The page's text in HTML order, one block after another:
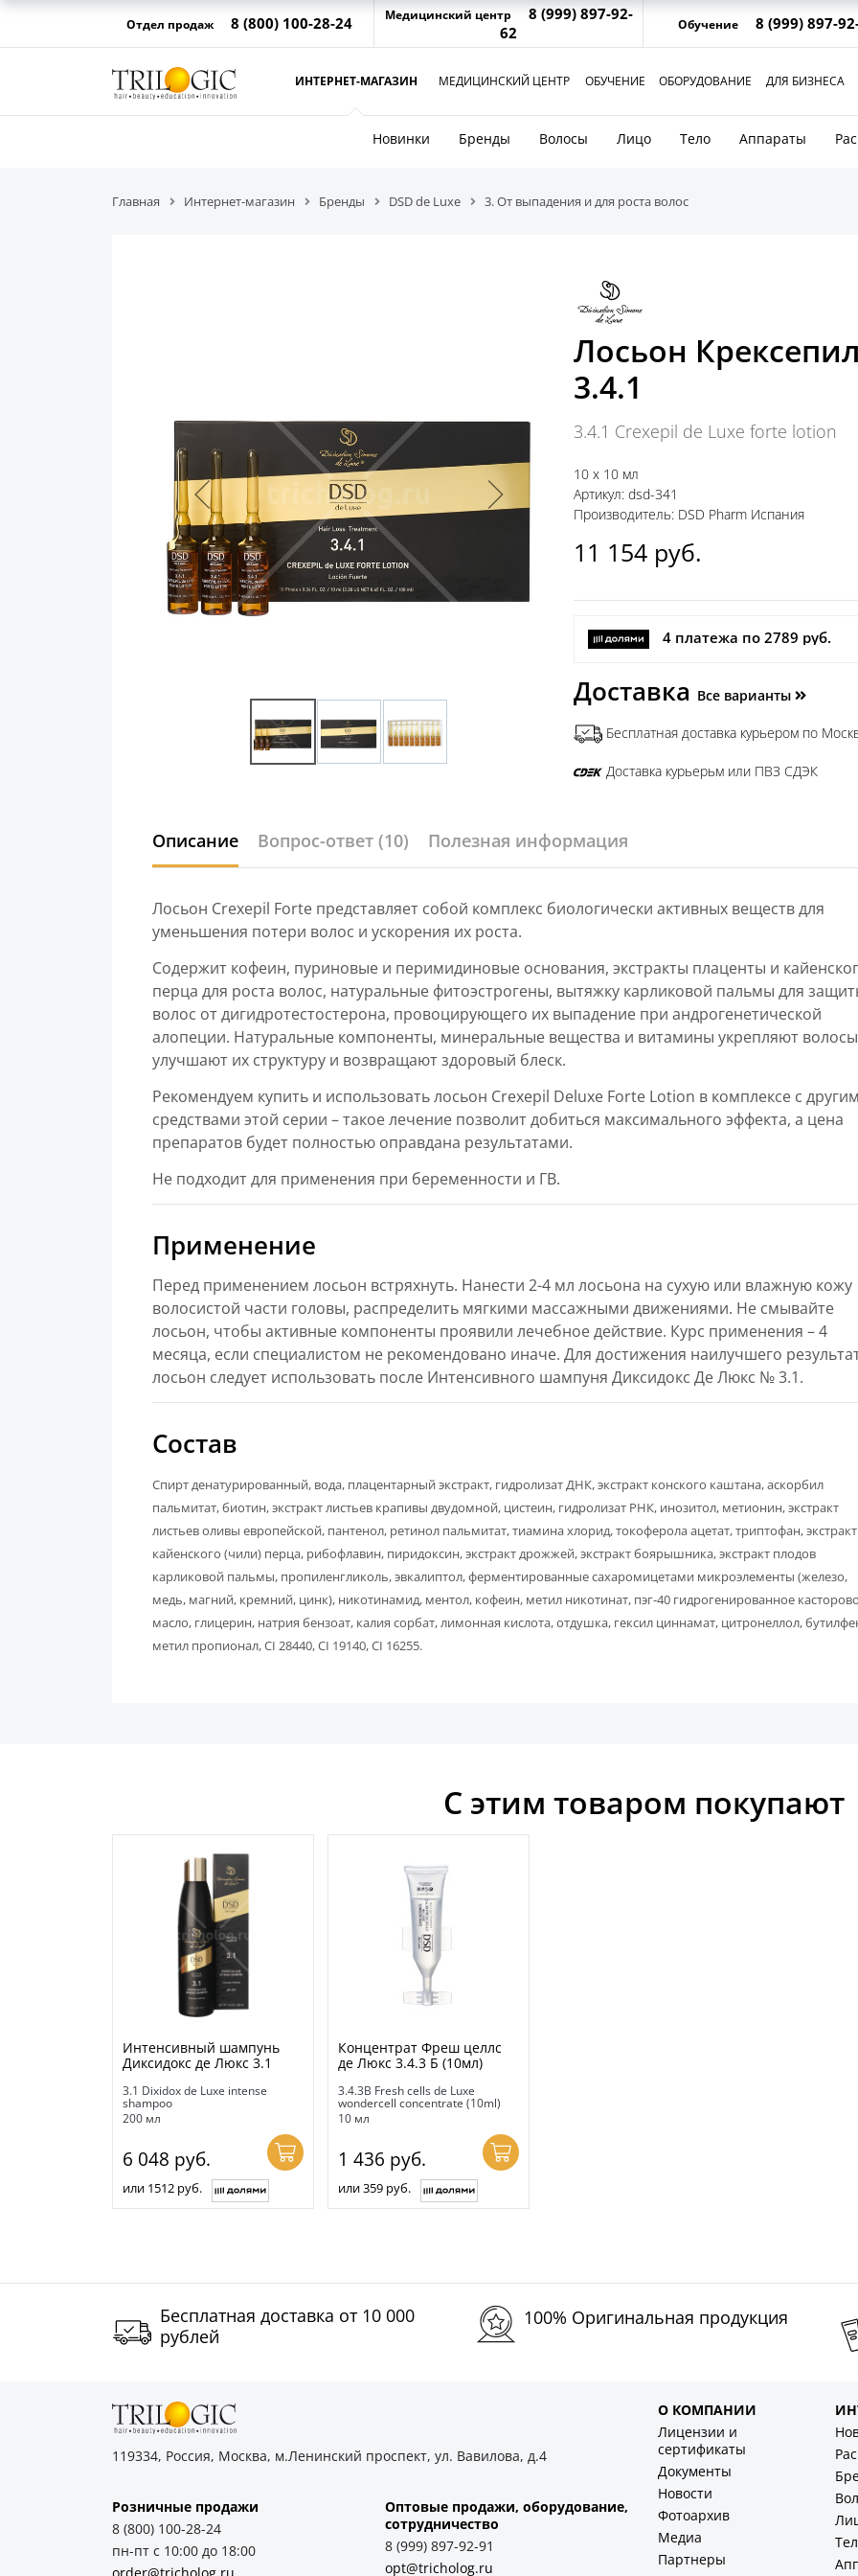
Отдел продаж 8 (800) 100-28-24 Медицинский центр
8 (999) 897-92-
62
Обучение 8 (999) 897-
ИНТЕРНЕТ-МАГАЗИН МЕДИЦИНСКИЙ ЦЕНТР ОБУЧЕНИЕ ОБОРУДОВАНИЕ ДЛЯ БИЗНЕСА
Новинки Бренды Волосы Лицо Тело Аппараты
Главная Интернет-магазин Бренды DSD de Luxe 3. От выпадения и для роста волос
Лосьон
3.4.1
3.4.1 Crexepil de Luxe forte lotion
10 х 10 мл
Артикул: dsd-341
Производитель: DSD Pharm Испания
11 154 руб.
4 платежа по 2789 руб.
Доставка Все варианты
Бесплатная доставка курьером по
Доставка курьерьм или ПВЗ СДЭК
Описание Вопрос-ответ (10) Полезная информация
Лосьон Сrexepil Forte представляет собой комплекс биологически активных веществ для
уменьшения потери волос и ускорения их роста.
Содержит кофеин, пуриновые и перимидиновые основания, экстракты плаценты и
перца для роста волос, натуральные фитоэстрогены, вытяжку карликовой пальмы для
волос от дигидротестостерона, провоцирующего их выпадение при андрогенетической
алопеции. Натуральные компоненты, минеральные вещества и витамины укрепляют
улучшают их структуру и возвращают здоровый блеск.
Рекомендуем купить и использовать лосьон Crexepil Deluxe Forte Lotion в комплексе с
средствами этой серии – такое лечение позволит добиться максимального эффекта, а цена
препаратов будет полностью оправдана результатами.
Не подходит для применения при беременности и ГВ.
Применение
Перед применением лосьон встряхнуть. Нанести 2-4 мл лосьона на сухую или влажную кожу
волосистой части головы, распределить мягкими массажными движениями. Не смывайте
лосьон, чтобы активные компоненты проявили лечебное действие. Курс применения – 4
месяца, если специалистом не рекомендовано иначе. Для достижения наилучшего
лосьон следует использовать после Интенсивного шампуня Диксидокс Де Люкс № 3.1.
Состав
Спирт денатурированный, вода, плацентарный экстракт, гидролизат ДНК, экстракт конского каштана, аскорбил
пальмитат, биотин, экстракт листьев крапивы двудомной, цистеин, гидролизат РНК, инозитол, метионин, экстракт
листьев оливы европейской, пантенол, ретинол пальмитат, тиамина хлорид, токоферола ацетат, триптофан, экстракт
кайенского (чили) перца, рибофлавин, пиридоксин, экстракт дрожжей, экстракт боярышника, экстракт плодов
карликовой пальмы, пропиленгликоль, эвкалиптол, ферментированные сахаромицетами микроэлементы (железо,
медь, магний, кремний, цинк), никотинамид, ментол, кофеин, метил никотинат, пэг-40 гидрогенированное
масло, глицерин, натрия бензоат, калия сорбат, лимонная кислота, отдушка, гексил циннамат, цитронеллол,
метил пропионал, CI 28440, CI 19140, CI 16255.
С этим товаром покупают
Интенсивный шампунь
Диксидокс де Люкс 3.1
3.1 Dixidox de Luxe intense
shampoo
200 мл
6 048 руб.
или 1512 руб.
Концентрат Фреш целлс
де Люкс 3.4.3 Б (10мл)
3.4.3B Fresh cells de Luxe
wondercell concentrate (10ml)
10 мл
1 436 руб.
или 359 руб.
Бесплатная доставка от 10 000
рублей
100% Оригинальная продукция
119334, Россия, Москва, м.Ленинский проспект, ул. Вавилова, д.4
Розничные продажи
8 (800) 100-28-24
пн-пт с 10:00 до 18:00
Оптовые продажи, оборудование,
cотрудничество
8 (999) 897-92-91
opt@tricholog.ru
О КОМПАНИИ
Лицензии и
сертификаты
Документы
Новости
Фотоархив
Медиа
Партнеры